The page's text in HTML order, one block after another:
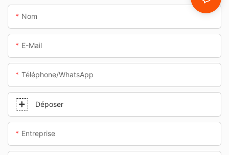
souterrains.
Nom
E-Mail
Téléphone/WhatsApp
Déposer
Entreprise